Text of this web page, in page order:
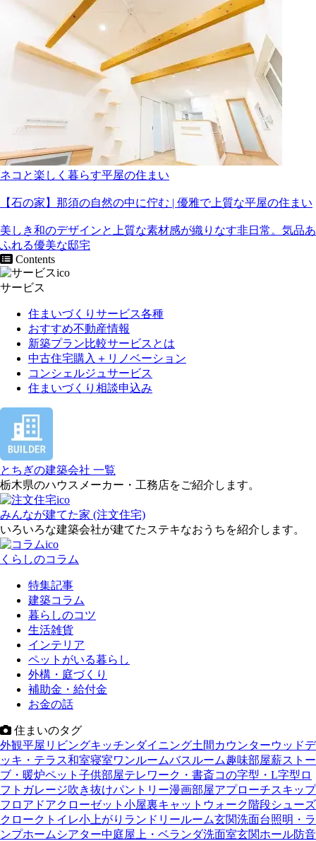
ネコと楽しく暮らす平屋の住まい
【石の家】那須の自然の中に佇む | 優雅で上質な平屋の住まい
美しき和のデザインと上質な素材感が織りなす非日常。気品あ
ふれる優美な邸宅
Contents
サービス
住まいづくりサービス各種
おすすめ不動産情報
新築プラン比較サービスとは
中古住宅購入＋リノベーション
コンシェルジュサービス
住まいづくり相談申込み
とちぎの建築会社 一覧
栃木県のハウスメーカー・工務店をご紹介します。
みんなが建てた家 (注文住宅)
いろいろな建築会社が建てたステキなおうちを紹介します。
くらしのコラム
特集記事
建築コラム
暮らしのコツ
生活雑貨
インテリア
ペットがいる暮らし
外構・庭づくり
補助金・給付金
お金の話
住まいのタグ
外観平屋 リビングキッチンダイニング土間 カウンターウッドデ
ッキ・テラス和室寝室ワンルームバスルーム趣味部屋薪ストー
ブ・暖炉ペット 子供部屋テレワーク・書斎コの字型・L字型 ロ
フト ガレージ吹き抜けパントリー漫画部屋アプローチスキップ
フロア ドアクローゼット 小屋裏キャットウォーク 階段シューズ
クローク トイレ小上がり ランドリールーム玄関洗面台照明・ラ
ンプホームシアター中庭屋上・ベランダ洗面室玄関ホール防音